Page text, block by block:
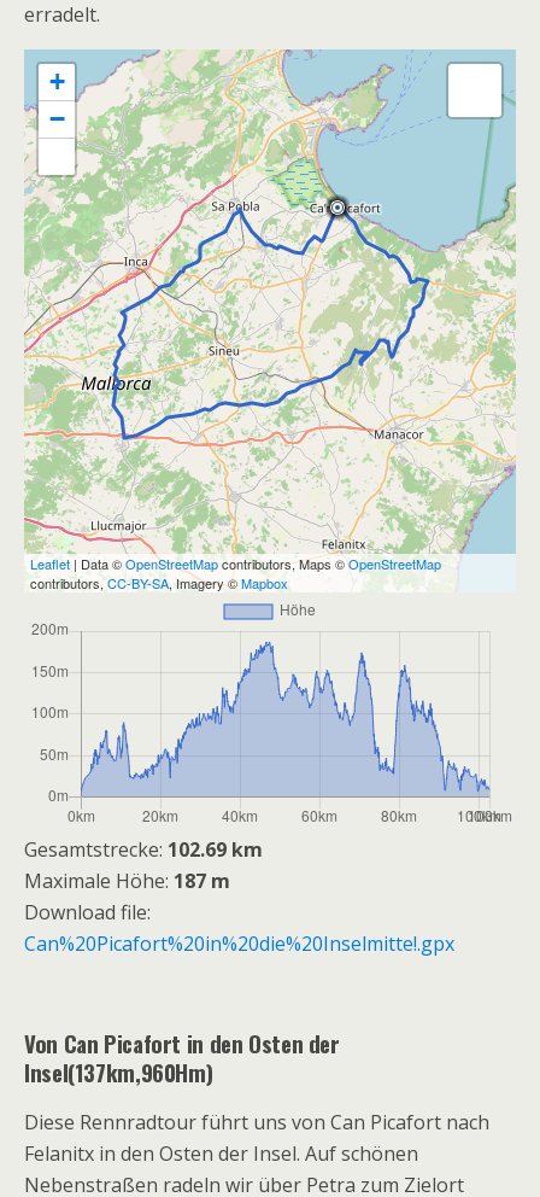
erradelt.
+
−
Leaflet | Data ©OpenStreetMapcontributors, Maps ©OpenStreetMap
contributors, CC-BY-SA, Imagery ©Mapbox
Gesamtstrecke: 102.69 km
Maximale Höhe: 187 m
Download file:
Can%20Picafort%20in%20die%20Inselmitte!.gpx
Von Can Picafort in den Osten der
Insel(137km,960Hm)
Diese Rennradtour führt uns von Can Picafort nach
Felanitx in den Osten der Insel. Auf schönen
Nebenstraßen radeln wir über Petra zum Zielort